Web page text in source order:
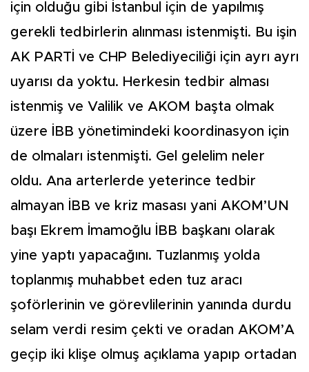
için olduğu gibi İstanbul için de yapılmış
gerekli tedbirlerin alınması istenmişti. Bu işin
AK PARTİ ve CHP Belediyeciliği için ayrı ayrı
uyarısı da yoktu. Herkesin tedbir alması
istenmiş ve Valilik ve AKOM başta olmak
üzere İBB yönetimindeki koordinasyon için
de olmaları istenmişti. Gel gelelim neler
oldu. Ana arterlerde yeterince tedbir
almayan İBB ve kriz masası yani AKOM’UN
başı Ekrem İmamoğlu İBB başkanı olarak
yine yaptı yapacağını. Tuzlanmış yolda
toplanmış muhabbet eden tuz aracı
şoförlerinin ve görevlilerinin yanında durdu
selam verdi resim çekti ve oradan AKOM’A
geçip iki klişe olmuş açıklama yapıp ortadan